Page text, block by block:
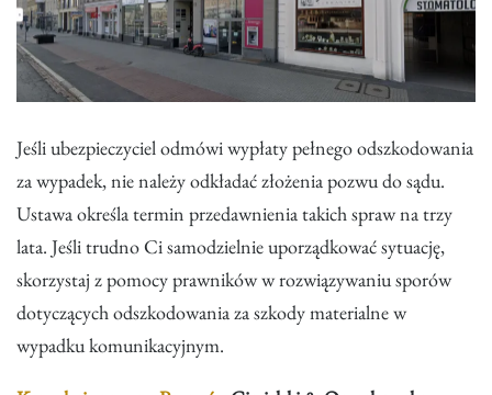
Jeśli ubezpieczyciel odmówi wypłaty pełnego odszkodowania
za wypadek, nie należy odkładać złożenia pozwu do sądu.
Ustawa określa termin przedawnienia takich spraw na trzy
lata. Jeśli trudno Ci samodzielnie uporządkować sytuację,
skorzystaj z pomocy prawników w rozwiązywaniu sporów
dotyczących odszkodowania za szkody materialne w
wypadku komunikacyjnym.